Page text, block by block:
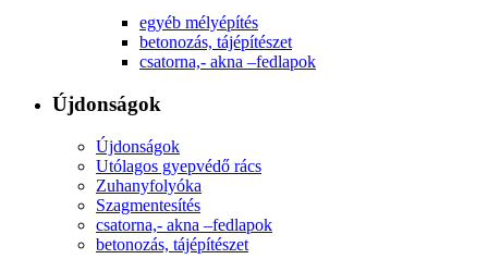
egyéb mélyépítés
betonozás, tájépítészet
csatorna,- akna –fedlapok
Újdonságok
Újdonságok
Utólagos gyepvédő rács
Zuhanyfolyóka
Szagmentesítés
csatorna,- akna –fedlapok
betonozás, tájépítészet